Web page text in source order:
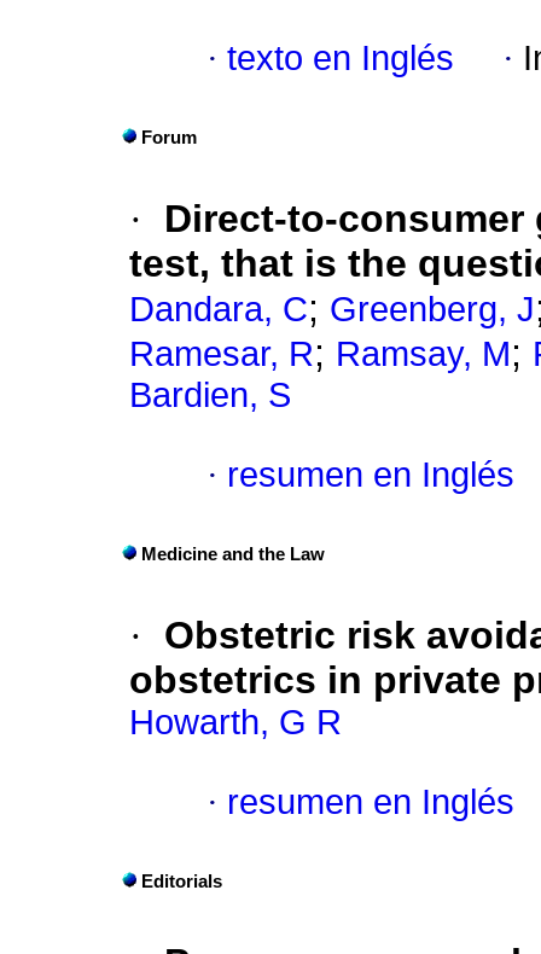
· texto en Inglés ·
Forum
·
Direct-to-
test, that is the
Dandara, C; Greenberg, J
Ramesar, R; Ramsay, M;
Bardien, S
· resumen en Inglés
Medicine and the Law
·
Obstetric risk
obstetrics in private
Howarth, G R
· resumen en Inglés
Editorials